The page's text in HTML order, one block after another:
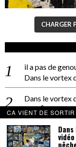
CHARGER
il a pas de
Dans le vortex
Dans le vortex
PACÔME
La séance
La Patrie
dans
CA VIENT DE SORTIR